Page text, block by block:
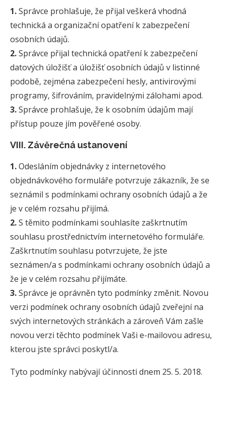
1.Správce prohlašuje, že přijal veškerá vhodná
technická a organizační opatření k zabezpečení
osobních údajů.
2.Správce přijal technická opatření k zabezpečení
datových úložišť a úložišť osobních údajů v listinné
podobě, zejména zabezpečení hesly, antivirovými
programy, šifrováním, pravidelnými zálohami apod.
3.Správce prohlašuje, že k osobním údajům mají
přístup pouze jím pověřené osoby.
VIII. Závěrečná ustanovení
1.Odesláním objednávky z internetového
objednávkového formuláře potvrzuje zákazník, že se
seznámil s podmínkami ochrany osobních údajů a že
je v celém rozsahu přijímá.
2.S těmito podmínkami souhlasíte zaškrtnutím
souhlasu prostřednictvím internetového formuláře.
Zaškrtnutím souhlasu potvrzujete, že jste
seznámen/a s podmínkami ochrany osobních údajů a
že je v celém rozsahu přijímáte.
3.Správce je oprávněn tyto podmínky změnit. Novou
verzi podmínek ochrany osobních údajů zveřejní na
svých internetových stránkách a zároveň Vám zašle
novou verzi těchto podmínek Vaši e-mailovou adresu,
kterou jste správci poskytl/a.
Tyto podmínky nabývají účinnosti dnem 25. 5. 2018.